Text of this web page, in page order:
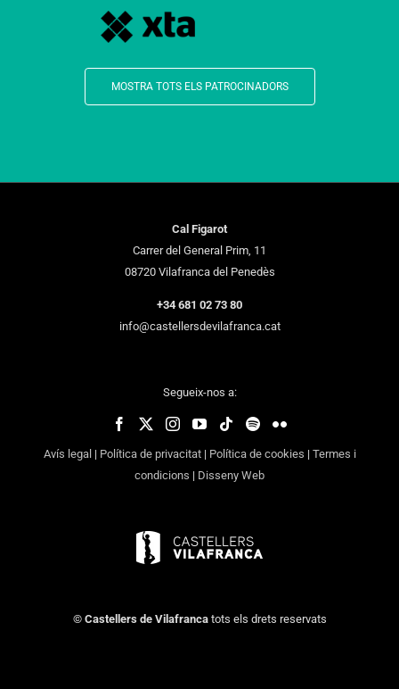
MOSTRA TOTS ELS PATROCINADORS
Cal Figarot
Carrer del General Prim, 11
08720 Vilafranca del Penedès
+34 681 02 73 80
info@castellersdevilafranca.cat
Segueix-nos a:
Avís legal | Política de privacitat| Política de cookies | Termes i
condicions | Disseny Web
© Castellers de Vilafrancatots els drets reservats